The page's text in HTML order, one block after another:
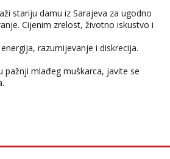
stariju damu iz Sarajeva za ugodno
Cijenim zrelost, životno iskustvo i
razumijevanje i diskrecija.
pažnji mlađeg muškarca, javite se